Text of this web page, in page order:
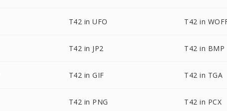
T42 in UFO T42 in
T42 in JP2 T42 in BMP
T42 in GIF T42 in TGA
T42 in PNG T42 in PCX